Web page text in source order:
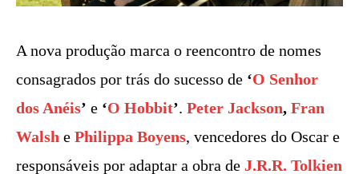
A nova produção marca o reencontro de nomes
consagrados por trás do sucesso de ‘O Senhor
dos Anéis’ e ‘O Hobbit’. Peter Jackson, Fran
Walsh e Philippa Boyens, vencedores do Oscar e
responsáveis por adaptar a obra de J.R.R. Tolkien